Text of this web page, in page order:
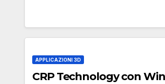
APPLICAZIONI 3D
CRP Technology con